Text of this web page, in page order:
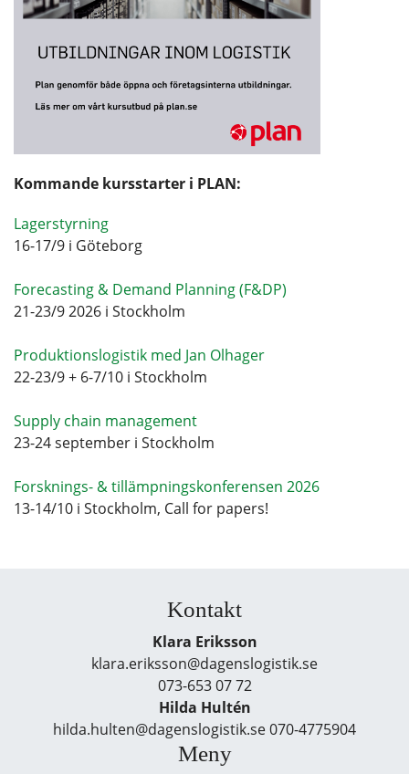
Kommande kursstarter i PLAN:
Lagerstyrning
16-17/9 i Göteborg
Forecasting & Demand Planning (F&DP)
21-23/9 2026 i Stockholm
Produktionslogistik med Jan Olhager
22-23/9 + 6-7/10 i Stockholm
Supply chain management
23-24 september i Stockholm
Forsknings- & tillämpningskonferensen 2026
13-14/10 i Stockholm, Call for papers!
Kontakt
Klara Eriksson
klara.eriksson@dagenslogistik.se
073-653 07 72
Hilda Hultén
hilda.hulten@dagenslogistik.se 070-4775904
Meny